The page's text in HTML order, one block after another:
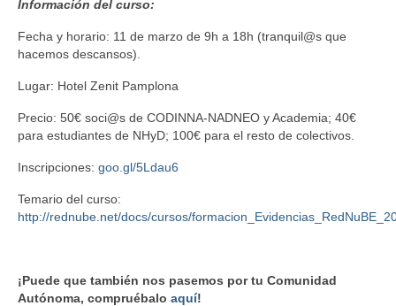
Información del curso:
Fecha y horario: 11 de marzo de 9h a 18h (tranquil@s que
hacemos descansos).
Lugar: Hotel Zenit Pamplona
Precio: 50€ soci@s de CODINNA-NADNEO y Academia; 40€
para estudiantes de NHyD; 100€ para el resto de colectivos.
Inscripciones: goo.gl/5Ldau6
Temario del curso:
http://rednube.net/docs/cursos/
¡Puede que también nos pasemos por tu Comunidad
Autónoma, compruébalo aquí!